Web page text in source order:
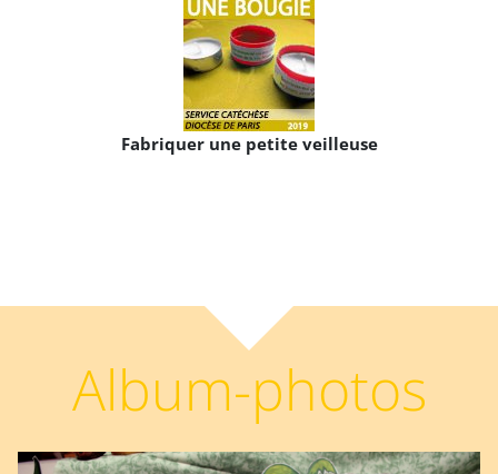
Fabriquer une petite veilleuse
Album-photos